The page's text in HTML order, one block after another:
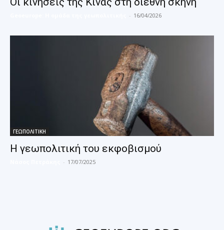
- 16/04/2026
ΓΕΩΠΟΛΙΤΙΚΗ
Η γεωπολιτική του εκφοβισμού
- 17/07/2025